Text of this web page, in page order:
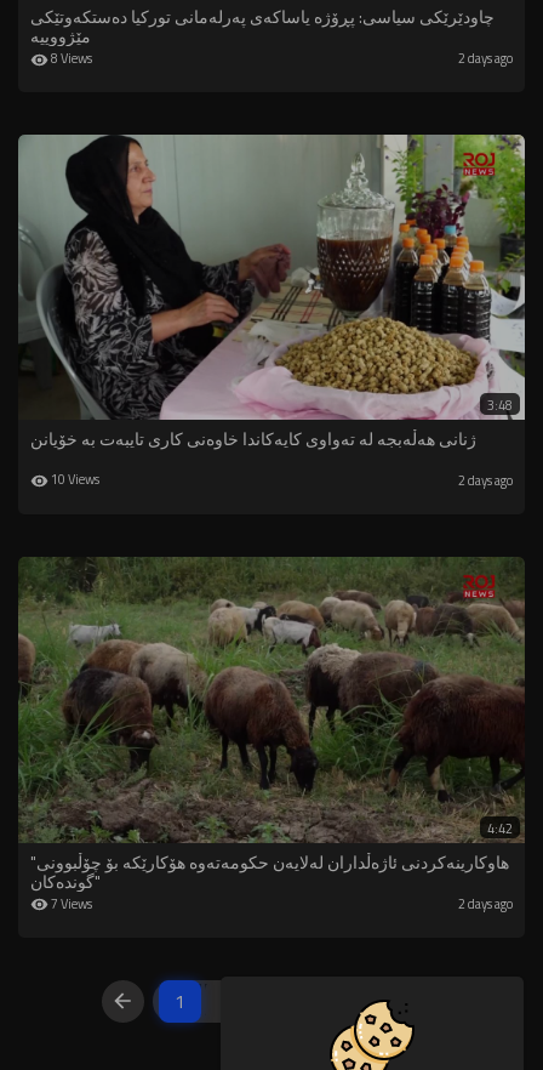
چاودێرێکی سیاسی: پڕۆژە یاساکەی پەرلەمانی تورکیا دەستکەوتێکی
مێژووییە
8 Views 2 days ago
3:48
ژنانى هه‌ڵه‌بجه‌ له ‌ته‌واوى كایه‌كاندا خاوه‌نى كارى تایبه‌ت به‌ خۆیانن
10 Views 2 days ago
4:42
"هاوکارینەکردنی ئاژەڵداران لەلایەن حکومەتەوە هۆکارێکە بۆ چۆڵبوونی
گوندەکان"
7 Views 2 days ago
1